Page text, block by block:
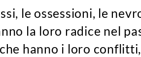
le ossessioni, le
la loro radice nel
hanno i loro